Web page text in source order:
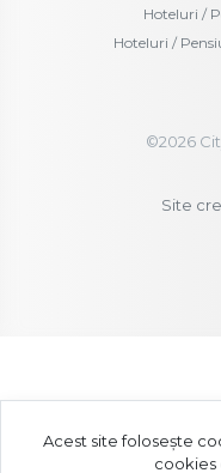
Hoteluri /
Hoteluri /
©2026
Site
Acest site folosește
cookies